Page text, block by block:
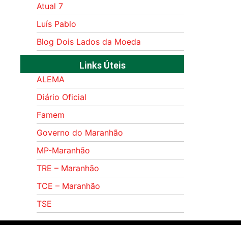
Atual 7
Luís Pablo
Blog Dois Lados da Moeda
Links Úteis
ALEMA
Diário Oficial
Famem
Governo do Maranhão
MP-Maranhão
TRE – Maranhão
TCE – Maranhão
TSE